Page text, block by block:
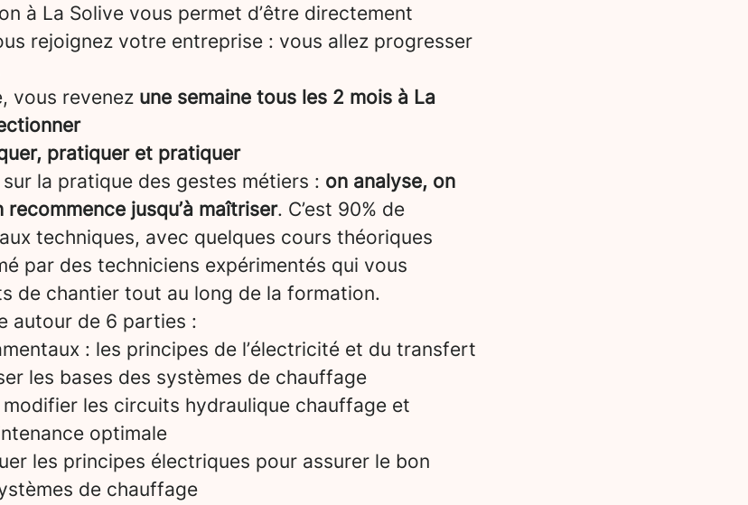
à La Solive vous permet d’être directement
rejoignez votre entreprise : vous allez progresser
vous revenez une semaine tous les 2 mois à La
pratiquer et pratiquer
la pratique des gestes métiers : on analyse, on
jusqu’à maîtriser. C’est 90% de
techniques, avec quelques cours théoriques
par des techniciens expérimentés qui vous
de chantier tout au long de la formation.
autour de 6 parties :
: les principes de l’électricité et du transfert
les bases des systèmes de chauffage
les circuits hydraulique chauffage et
optimale
les principes électriques pour assurer le bon
de chauffage